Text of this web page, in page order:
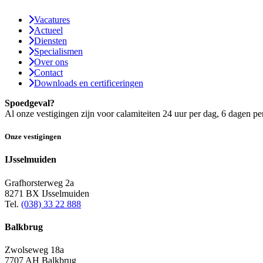
Vacatures
Actueel
Diensten
Specialismen
Over ons
Contact
Downloads en certificeringen
Spoedgeval?
Al onze vestigingen zijn voor calamiteiten 24 uur per dag, 6 dagen
Onze vestigingen
IJsselmuiden
Grafhorsterweg 2a
8271 BX IJsselmuiden
Tel. (038) 33 22 888
Balkbrug
Zwolseweg 18a
7707 AH Balkbrug